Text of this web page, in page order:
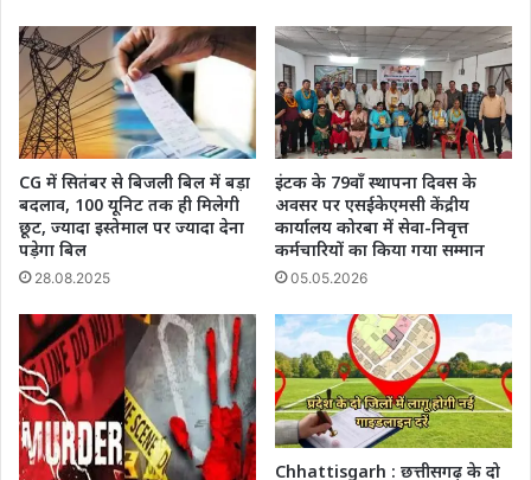
CG में सितंबर से बिजली बिल में बड़ा
बदलाव, 100 यूनिट तक ही मिलेगी
छूट, ज्यादा इस्तेमाल पर ज्यादा देना
पड़ेगा बिल
28.08.2025
इंटक के 79वाँ स्थापना दिवस के
अवसर पर एसईकेएमसी केंद्रीय
कार्यालय कोरबा में सेवा-निवृत्त
कर्मचारियों का किया गया सम्मान
05.05.2026
Chhattisgarh : छत्तीसगढ़ के दो